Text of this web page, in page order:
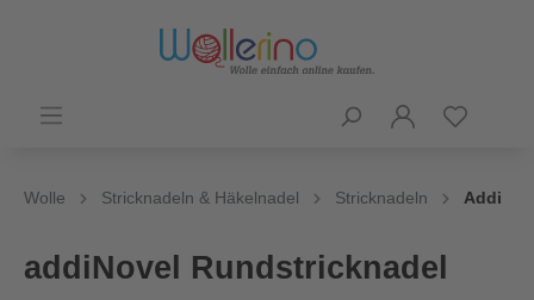
Wolle Stricknadeln & Häkelnadel Stricknadeln Addi
addiNovel Rundstricknadel